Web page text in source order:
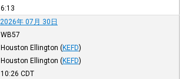
6:13
2026年 07月 30日
WB57
Houston Ellington (KEFD)
Houston Ellington (KEFD)
10:26 CDT